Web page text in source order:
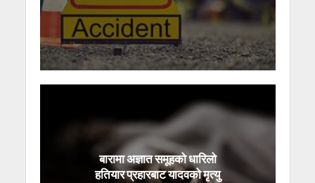
बारामा अज्ञात समूहको धारिलो
हतियार प्रहारबाट यादवको मृत्यु